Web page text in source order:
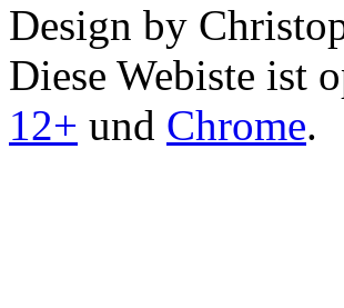
Design by
Diese Webiste ist
12+ und Chrome.